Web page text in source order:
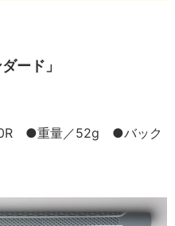
ード」
●重量／52g ●バック